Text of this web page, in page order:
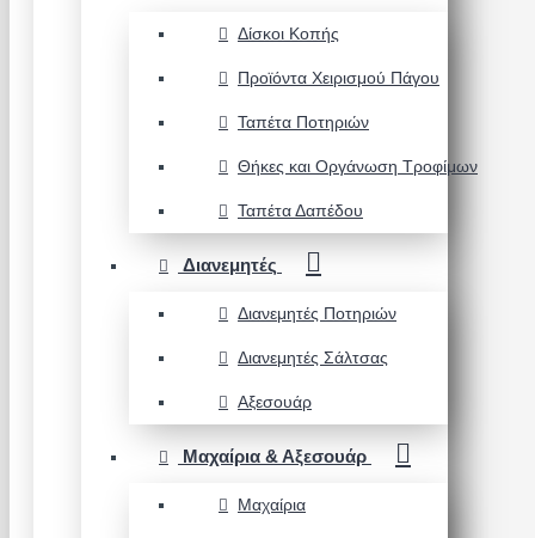
Δίσκοι Κοπής
Προϊόντα Χειρισμού Πάγου
Ταπέτα Ποτηριών
Θήκες και Οργάνωση Τροφίμων
Ταπέτα Δαπέδου
Διανεμητές
Διανεμητές Ποτηριών
Διανεμητές Σάλτσας
Αξεσουάρ
Μαχαίρια & Αξεσουάρ
Μαχαίρια